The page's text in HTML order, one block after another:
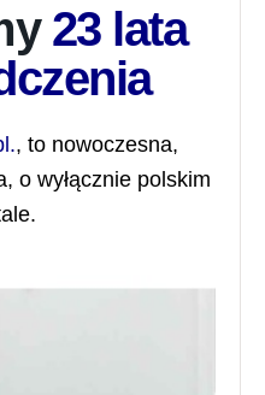
23 lata
, to nowoczesna,
o wyłącznie polskim